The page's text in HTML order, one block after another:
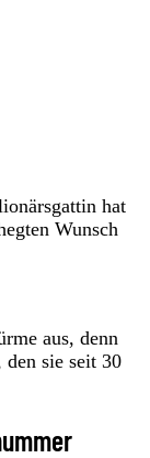
hat
Wunsch
aus, denn
sie seit 30